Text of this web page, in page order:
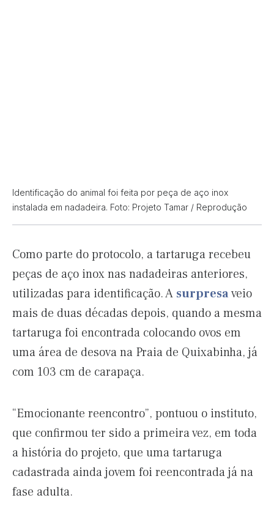
Identificação do animal foi feita por peça de aço inox
instalada em nadadeira. Foto: Projeto Tamar / Reprodução
Como parte do protocolo, a tartaruga recebeu
peças de aço inox nas nadadeiras anteriores,
utilizadas para identificação. A surpresaveio
mais de duas décadas depois, quando a mesma
tartaruga foi encontrada colocando ovos em
uma área de desova na Praia de Quixabinha, já
com 103 cm de carapaça.
“Emocionante reencontro”, pontuou o instituto,
que confirmou ter sido a primeira vez, em toda
a história do projeto, que uma tartaruga
cadastrada ainda jovem foi reencontrada já na
fase adulta.